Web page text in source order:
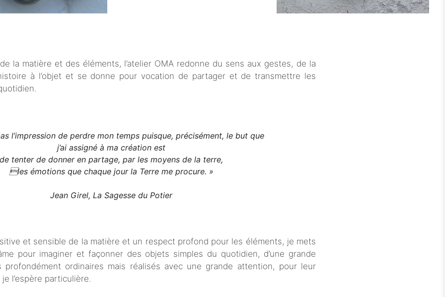
la matière et des éléments, l’atelier OMA redonne du sens aux gestes, de la
à l’objet et se donne pour vocation de partager et de transmettre les
l’impression de perdre mon temps puisque, précisément, le but que
j’ai assigné à ma création est
de tenter de donner en partage, par les moyens de la terre,
les émotions que chaque jour la Terre me procure. »
Jean Girel, La Sagesse du Potier
et sensible de la matière et un respect profond pour les éléments, je mets
pour imaginer et façonner des objets simples du quotidien, d’une grande
profondément ordinaires mais réalisés avec une grande attention, pour leur
l’espère particulière.